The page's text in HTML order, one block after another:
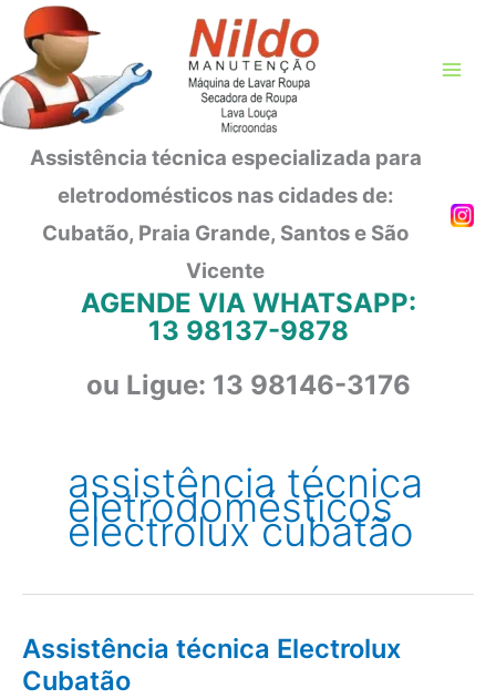
para
conteúdo
Assistência técnica especializada para
eletrodomésticos nas cidades de:
Cubatão, Praia Grande, Santos e São
Vicente
AGENDE VIA WHATSAPP:
13 98137-9878
ou Ligue: 13 98146-3176
assistência técnica
eletrodomésticos
electrolux cubatão
Assistência técnica Electrolux
Cubatão